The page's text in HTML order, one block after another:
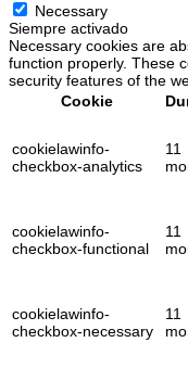
Necessary
Siempre activado
Necessary cookies are
function properly. These
security features of the
Cookie
cookielawinfo-
checkbox-analytics
11
cookielawinfo-
checkbox-functional
11
cookielawinfo-
checkbox-necessary
11